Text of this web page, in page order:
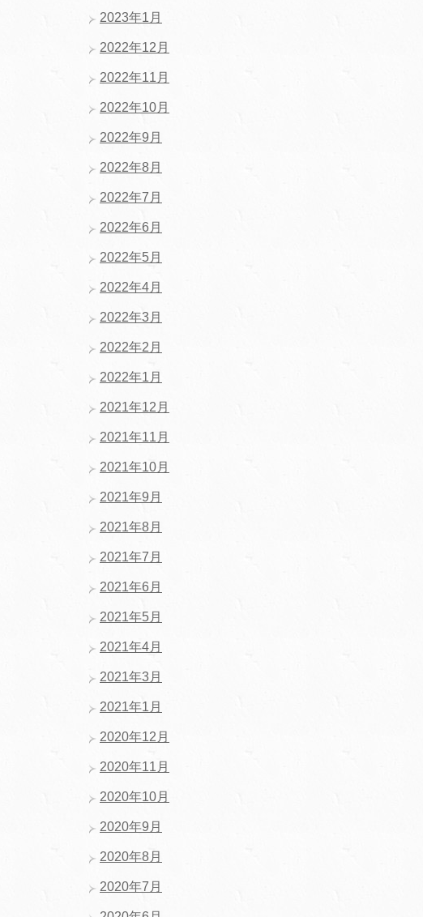
2023年1月
2022年12月
2022年11月
2022年10月
2022年9月
2022年8月
2022年7月
2022年6月
2022年5月
2022年4月
2022年3月
2022年2月
2022年1月
2021年12月
2021年11月
2021年10月
2021年9月
2021年8月
2021年7月
2021年6月
2021年5月
2021年4月
2021年3月
2021年1月
2020年12月
2020年11月
2020年10月
2020年9月
2020年8月
2020年7月